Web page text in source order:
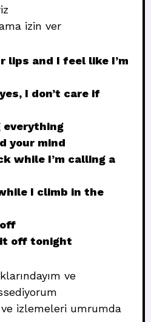
izin ver
lips and I feel like I’m
I don’t care if
everything
your mind
while I’m calling a
I climb in the
it off tonight
ve
izlemeleri umrumda